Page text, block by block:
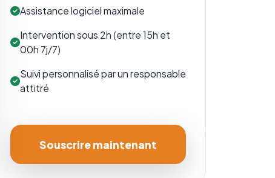
Assistance logiciel maximale
Intervention sous 2h (entre 15h et
00h 7j/7)
Suivi personnalisé par un responsable
attitré
Souscrire maintenant